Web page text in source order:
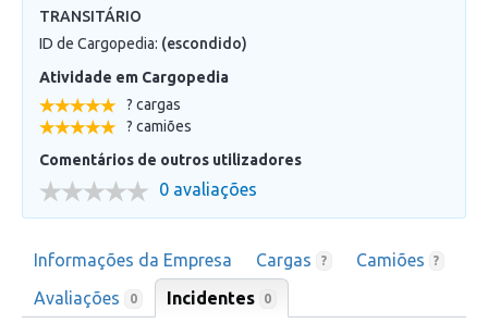
TRANSITÁRIO
ID de Cargopedia: (escondido)
Atividade em Cargopedia
? cargas
? camiões
Comentários de outros utilizadores
0 avaliações
Informações da Empresa Cargas ? Camiões ?
Avaliações 0 Incidentes 0